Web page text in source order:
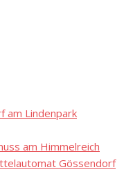
am Lindenpark
am Himmelreich
Gössendorf